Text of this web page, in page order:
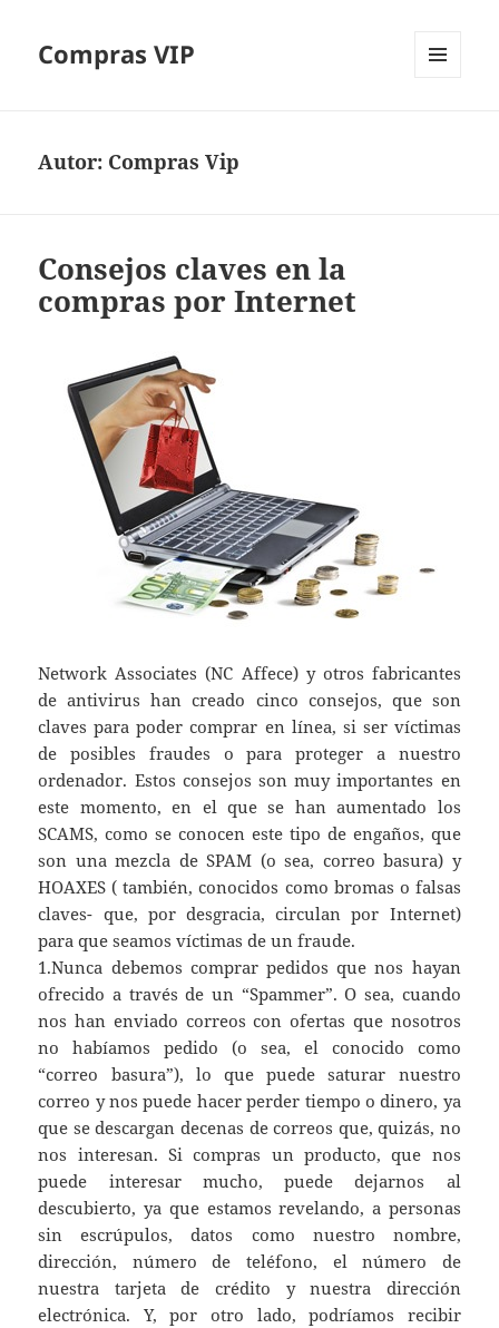
Compras VIP
Autor: Compras Vip
Consejos claves en la
compras por Internet
Network Associates (NC Affece) y otros fabricantes
de antivirus han creado cinco consejos, que son
claves para poder comprar en línea, si ser víctimas
de posibles fraudes o para proteger a nuestro
ordenador. Estos consejos son muy importantes en
este momento, en el que se han aumentado los
SCAMS, como se conocen este tipo de engaños, que
son una mezcla de SPAM (o sea, correo basura) y
HOAXES ( también, conocidos como bromas o falsas
claves- que, por desgracia, circulan por Internet)
para que seamos víctimas de un fraude.
1.Nunca debemos comprar pedidos que nos hayan
ofrecido a través de un “Spammer”. O sea, cuando
nos han enviado correos con ofertas que nosotros
no habíamos pedido (o sea, el conocido como
“correo basura”), lo que puede saturar nuestro
correo y nos puede hacer perder tiempo o dinero, ya
que se descargan decenas de correos que, quizás, no
nos interesan. Si compras un producto, que nos
puede interesar mucho, puede dejarnos al
descubierto, ya que estamos revelando, a personas
sin escrúpulos, datos como nuestro nombre,
dirección, número de teléfono, el número de
nuestra tarjeta de crédito y nuestra dirección
electrónica. Y, por otro lado, podríamos recibir